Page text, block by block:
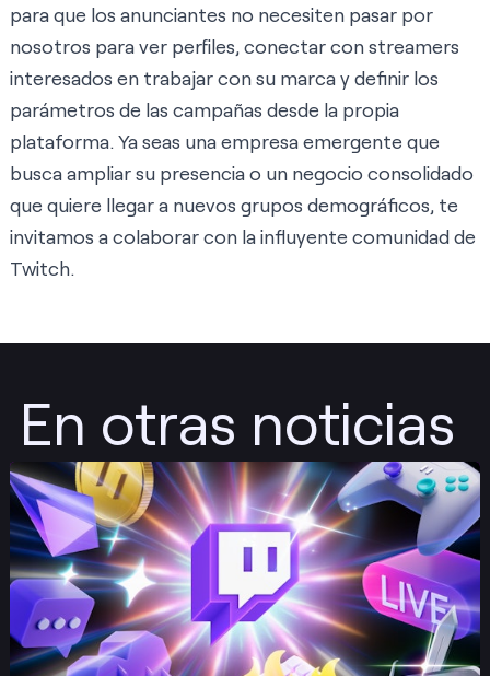
para que los anunciantes no necesiten pasar por
nosotros para ver perfiles, conectar con streamers
interesados en trabajar con su marca y definir los
parámetros de las campañas desde la propia
plataforma. Ya seas una empresa emergente que
busca ampliar su presencia o un negocio consolidado
que quiere llegar a nuevos grupos demográficos, te
invitamos a colaborar con la influyente comunidad de
Twitch.
En otras noticias
Publicar